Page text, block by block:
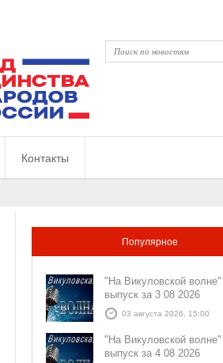
Контакты
Популярное
"На Викуловской волне"
выпуск за 3 08 2026
03 августа 2026, 15:00
"На Викуловской волне"
выпуск за 4 08 2026